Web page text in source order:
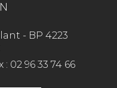
- BP 4223
: 02 96 33 74 66